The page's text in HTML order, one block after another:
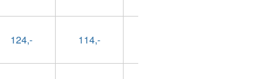
124,- 114,-